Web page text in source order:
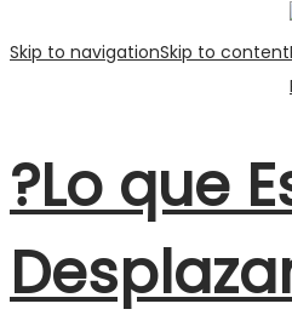
Skip to navigationSkip to content
?Lo que